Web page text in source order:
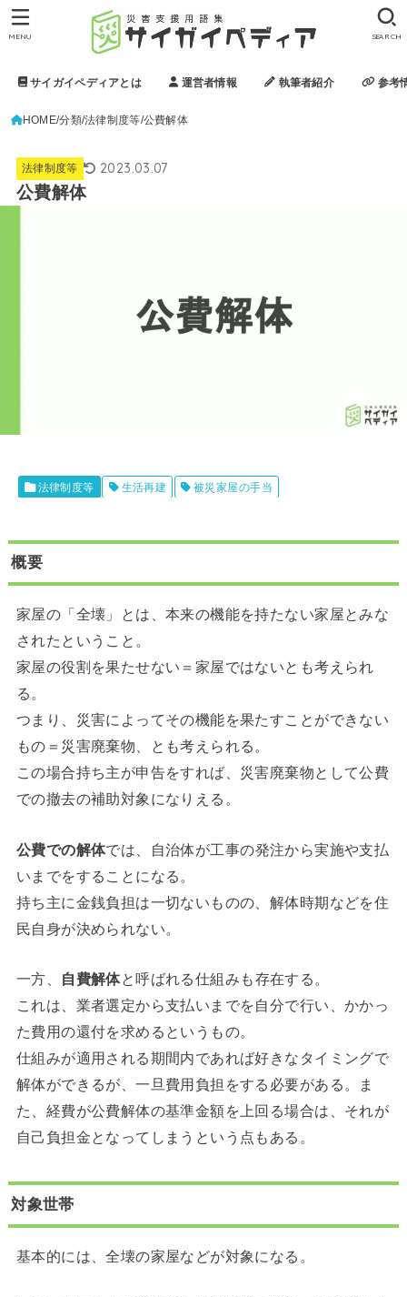
サイガイペディアとは 運営者情報 執筆者紹介 参考
SEARCH
MENU
HOME 分類 法律制度等 公費解体
法律制度等 2023.03.07
公費解体
法律制度等 生活再建 被災家屋の手当
概要
家屋の「全壊」とは、本来の機能を持たない家屋とみな
されたということ。
家屋の役割を果たせない＝家屋ではないとも考えられ
る。
つまり、災害によってその機能を果たすことができない
もの＝災害廃棄物、とも考えられる。
この場合持ち主が申告をすれば、災害廃棄物として公費
での撤去の補助対象になりえる。
公費での解体では、自治体が工事の発注から実施や支払
いまでをすることになる。
持ち主に金銭負担は一切ないものの、解体時期などを住
民自身が決められない。
一方、 自費解体と呼ばれる仕組みも存在する。
これは、業者選定から支払いまでを自分で行い、かかっ
た費用の還付を求めるというもの。
仕組みが適用される期間内であれば好きなタイミングで
解体ができるが、一旦費用負担をする必要がある。ま
た、経費が公費解体の基準金額を上回る場合は、それが
自己負担金となってしまうという点もある。
対象世帯
基本的には、全壊の家屋などが対象になる。